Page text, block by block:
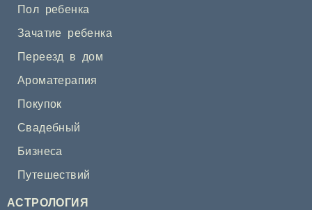
Пол ребенка
Зачатие ребенка
Переезд в дом
Ароматерапия
Покупок
Свадебный
Бизнеса
Путешествий
АСТРОЛОГИЯ